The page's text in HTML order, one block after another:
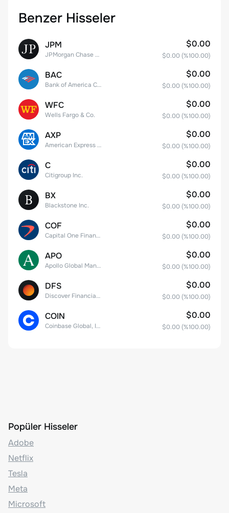
Benzer Hisseler
JPM
JPMorgan Chase & Co.
$0.00
$0.00 (%100.00)
BAC
Bank of America Corporation
$0.00
$0.00 (%100.00)
WFC
Wells Fargo & Co.
$0.00
$0.00 (%100.00)
AXP
American Express Company
$0.00
$0.00 (%100.00)
C
Citigroup Inc.
$0.00
$0.00 (%100.00)
BX
Blackstone Inc.
$0.00
$0.00 (%100.00)
COF
Capital One Financial
$0.00
$0.00 (%100.00)
APO
Apollo Global Management, Inc.
$0.00
$0.00 (%100.00)
DFS
Discover Financial Services
$0.00
$0.00 (%100.00)
COIN
Coinbase Global, Inc. Class A Common Stock
$0.00
$0.00 (%100.00)
Popüler Hisseler
Adobe
Netflix
Tesla
Meta
Microsoft